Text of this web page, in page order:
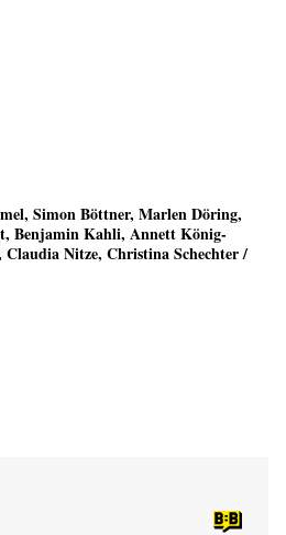
Simon Böttner, Marlen Döring,
Benjamin Kahli, Annett König-
Claudia Nitze, Christina Schechter /